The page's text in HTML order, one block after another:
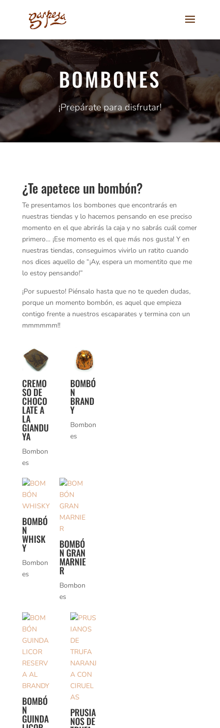
BOMBONES
¡Prepárate para disfrutar!
¿Te apetece un bombón?
Te presentamos los bombones que encontrarás en
nuestras tiendas y lo hacemos pensando en ese preciso
momento en el que abrirás la caja y no sabrás cuál comer
primero… ¡Ese momento es el que más nos gusta! Y en
nuestras tiendas, conseguimos vivirlo un ratito cuando
nos dices aquello de “¡Ay, espera un momentito que me
lo estoy pensando!”
¡Por supuesto! Piénsalo hasta que no te queden dudas,
porque un momento bombón, es aquel que empieza
contigo frente a nuestros escaparates y termina con un
mmmmmm!!
CREMO
SO DE
CHOCO
LATE A
LA
GIANDU
YA
Bombon
es
BOMBÓ
N
BRAND
Y
Bombon
es
BOMBÓ
N
WHISK
Y
Bombon
es
BOMBÓ
N GRAN
MARNIE
R
Bombon
es
BOMBÓ
N
GUINDA PRUSIA
NOS DE